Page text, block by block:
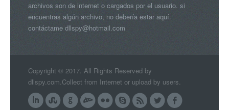
archivos son de internet o cargados por el usuario. si
encuentras algún archivo, no debería estar aquí.
contáctame dllspy@hotmail.com
Copyright © 2017. All Rights Reserved by
dllspy.com.Collect from Internet or upload by users.